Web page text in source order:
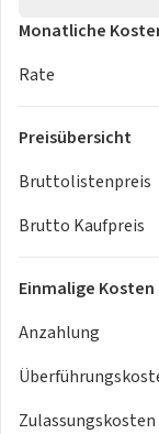
*
* Dreipunkt-
Fahrgeräuschs)
* Einstellbare
, anklapp- und
* Elektrische
* Elektro-Motor
* Steuerung
* Steuerung FOD
Monatliche
Rate
Preisübersicht
Bruttolistenpreis
Brutto Kaufpreis
Einmalige Kosten
Anzahlung
Zulassungskosten